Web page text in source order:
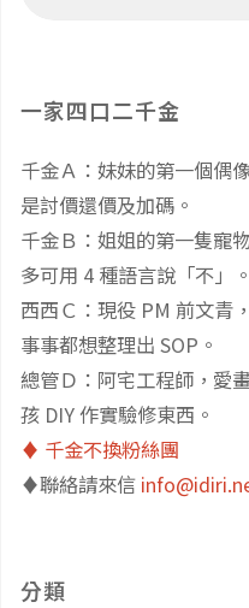
嬰
幼
兒"
材"
預
備
物
資
清
單：
總
架
一家四口二千金
千金Ａ：妹妹的第一個偶
是討價還價及加碼。
千金Ｂ：姐姐的第一隻寵
多可用 4 種語言說「不」。
西西Ｃ：現役 PM 前文青
事事都想整理出 SOP。
總管Ｄ：阿宅工程師，愛
孩 DIY 作實驗修東西。
♦️ 千金不換粉絲團
♦️聯絡請來信
分類